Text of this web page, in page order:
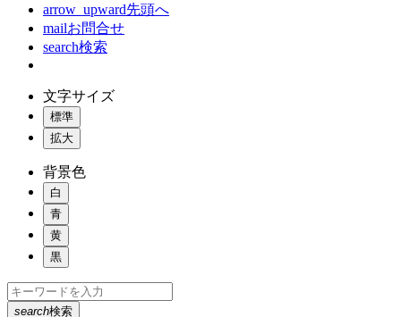
arrow_upward先頭へ
mailお問合せ
search検索
文字サイズ
標準
拡大
背景色
白
青
黄
黒
search検索